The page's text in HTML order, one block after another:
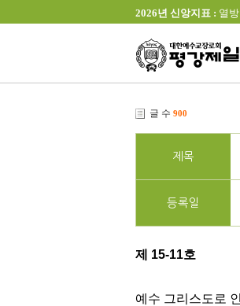
2026년 신앙지표 : 열
글 수 900
제목
등록일
제 15-11호
예수 그리스도로